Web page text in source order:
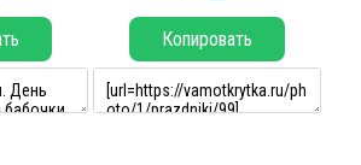
Копировать